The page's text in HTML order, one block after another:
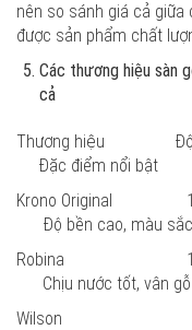
nên so sánh giá cả
được sản phẩm chất
Các thương hiệu sàn
cả
Thương hiệu
Đặc điểm nổi bật
Krono
Độ bền cao, màu sắc
Robina 10
Chịu nước tốt, vân
Wilson 8